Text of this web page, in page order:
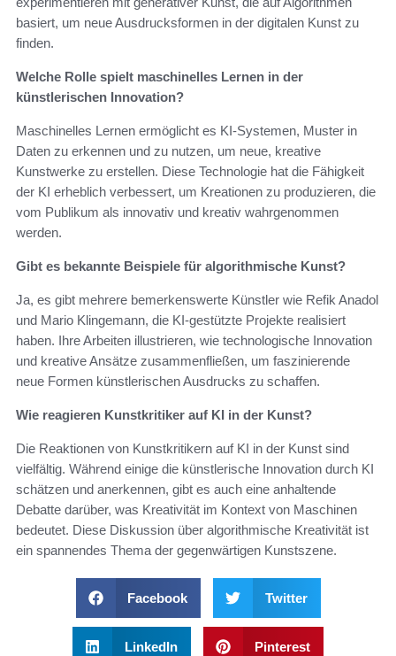
basiert, um neue Ausdrucksformen in der digitalen Kunst zu
finden.
Welche Rolle spielt maschinelles Lernen in der
künstlerischen Innovation?
Maschinelles Lernen ermöglicht es KI-Systemen, Muster in
Daten zu erkennen und zu nutzen, um neue, kreative
Kunstwerke zu erstellen. Diese Technologie hat die Fähigkeit
der KI erheblich verbessert, um Kreationen zu produzieren, die
vom Publikum als innovativ und kreativ wahrgenommen
werden.
Gibt es bekannte Beispiele für algorithmische Kunst?
Ja, es gibt mehrere bemerkenswerte Künstler wie Refik Anadol
und Mario Klingemann, die KI-gestützte Projekte realisiert
haben. Ihre Arbeiten illustrieren, wie technologische Innovation
und kreative Ansätze zusammenfließen, um faszinierende
neue Formen künstlerischen Ausdrucks zu schaffen.
Wie reagieren Kunstkritiker auf KI in der Kunst?
Die Reaktionen von Kunstkritikern auf KI in der Kunst sind
vielfältig. Während einige die künstlerische Innovation durch KI
schätzen und anerkennen, gibt es auch eine anhaltende
Debatte darüber, was Kreativität im Kontext von Maschinen
bedeutet. Diese Diskussion über algorithmische Kreativität ist
ein spannendes Thema der gegenwärtigen Kunstszene.
Facebook Twitter
LinkedIn Pinterest